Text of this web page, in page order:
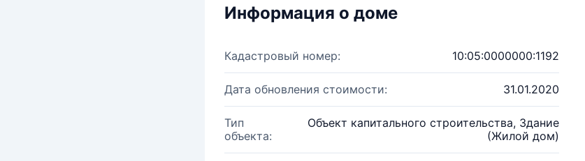
Информация о доме
Кадастровый номер: 10:05:0000000:1192
Дата обновления стоимости: 31.01.2020
Тип
объекта:
Объект капитального строительства, Здание
(Жилой дом)